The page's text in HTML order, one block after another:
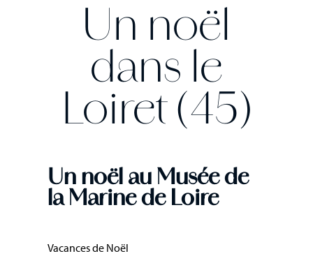
Un noël
dans le
Loiret (45)
Un noël au Musée de
la Marine de Loire
Vacances de Noël